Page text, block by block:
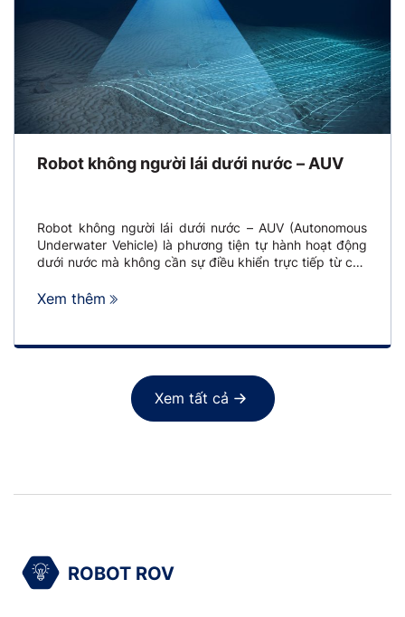
Robot không người lái dưới nước – AUV
Robot không người lái dưới nước – AUV (Autonomous
Underwater Vehicle) là phương tiện tự hành hoạt động
dưới nước mà không cần sự điều khiển trực tiếp từ con
sát, thu thập dữ liệu và khảo nghiệm trong môi trường
Xem thêm
Xem tất cả
ROBOT ROV